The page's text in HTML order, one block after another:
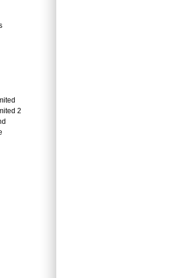
2